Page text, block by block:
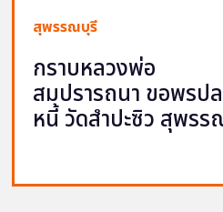
สุพรรณบุรี
กราบหลวงพ่อ
สมปรารถนา ขอพรป
หนี้ วัดสำปะซิว สุพร